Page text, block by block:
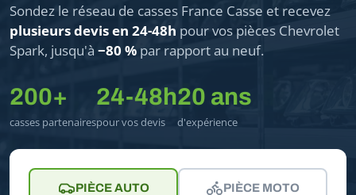
Sondez le réseau de casses France Casse et recevez
plusieurs devis en 24-48h pour vos pièces Chevrolet
Spark, jusqu'à −80 % par rapport au neuf.
200+
casses partenaires
24-48h
pour vos devis
20 ans
d'expérience
PIÈCE AUTO PIÈCE MOTO